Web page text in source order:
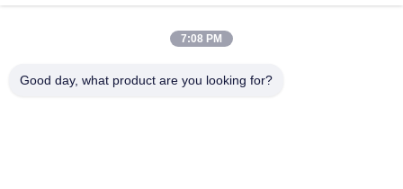
Dampfkessel für Sterilisation
Horizontaler tube- d'eauDampfkessel des Öl-(Gas)
7:08 PM
Good day, what product are you looking for?